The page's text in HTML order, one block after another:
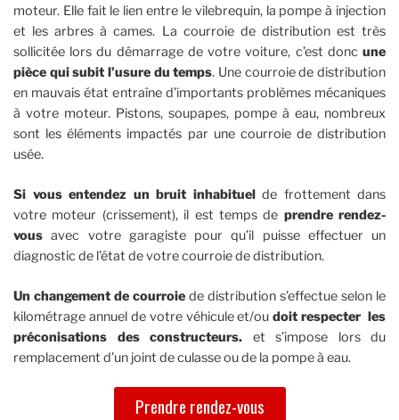
moteur. Elle fait le lien entre le vilebrequin, la pompe à injection
et les arbres à cames. La courroie de distribution est très
sollicitée lors du démarrage de votre voiture, c’est doncune
pièce qui subit l’usure du temps. Une courroie de distribution
en mauvais état entraîne d’importants problèmes mécaniques
à votre moteur. Pistons, soupapes, pompe à eau, nombreux
sont les éléments impactés par une courroie de distribution
usée.
Si vous entendez un bruit inhabituelde frottement dans
votre moteur (crissement), il est temps de prendre rendez-
vous avec votre garagiste pour qu’il puisse effectuer un
diagnostic de l’état de votre courroie de distribution.
Un changement de courroie de distribution s’effectue selon le
kilométrage annuel de votre véhicule et/oudoit respecter les
préconisations des constructeurs. et s’impose lors du
remplacement d’un joint de culasse ou de la pompe à eau.
Prendre rendez-vous